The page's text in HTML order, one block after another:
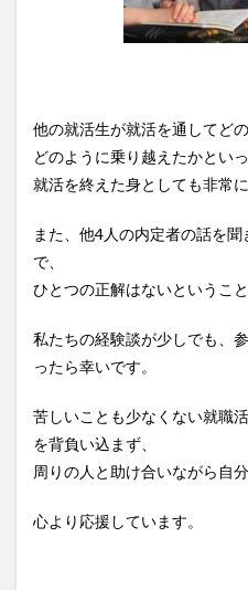
他の就活生が就活を通してど
どのように乗り越えたかといっ
就活を終えた身としても非常
また、他4人の内定者の話を
で、
ひとつの正解はないというこ
私たちの経験談が少しでも、
ったら幸いです。
苦しいことも少なくない就職
を背負い込まず、
周りの人と助け合いながら自
心より応援しています。